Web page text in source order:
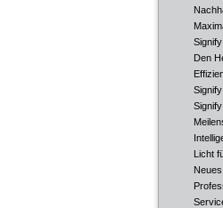
Den
Licht